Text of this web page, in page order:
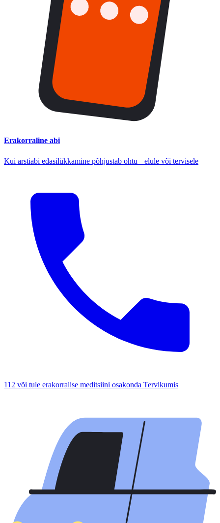
Erakorraline abi
Kui arstiabi edasilükkamine põhjustab ohtu elule või tervisele
112 või tule erakorralise meditsiini osakonda Tervikumis